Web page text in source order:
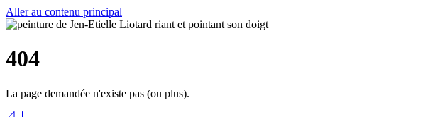
Aller au contenu principal
404
La page demandée n'existe pas (ou plus).